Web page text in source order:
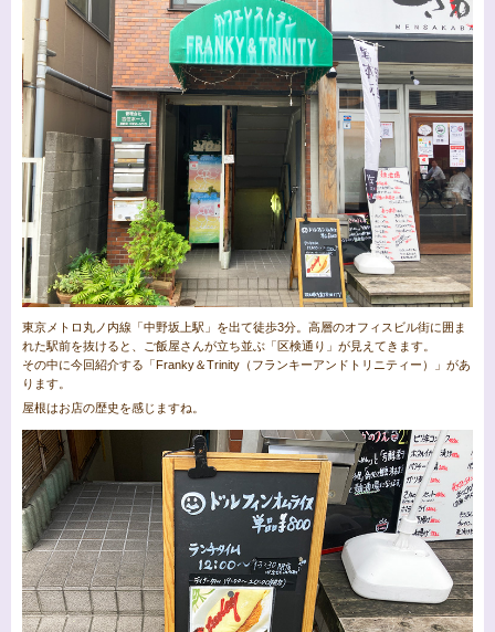
東京メトロ丸ノ内線「中野坂上駅」を出て徒歩3分。高層のオフィスビル街に囲ま
れた駅前を抜けると、ご飯屋さんが立ち並ぶ「区検通り」が見えてきます。
その中に今回紹介する「Franky＆Trinity（フランキーアンドトリニティー）」があ
ります。
屋根はお店の歴史を感じますね。